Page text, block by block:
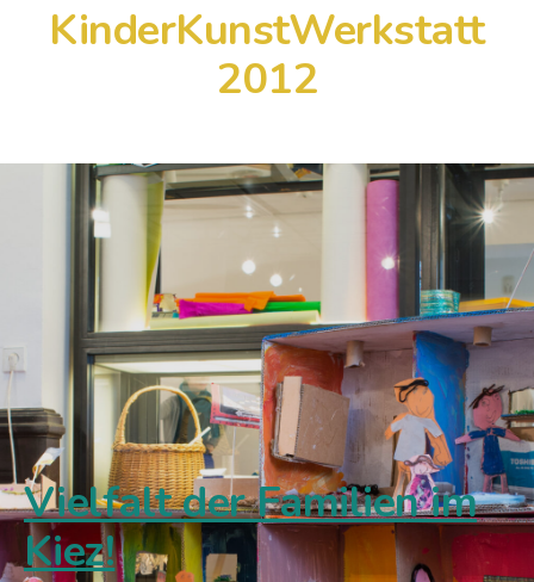
KinderKunstWerkstatt
2012
Vielfalt der Familien im
Kiez!